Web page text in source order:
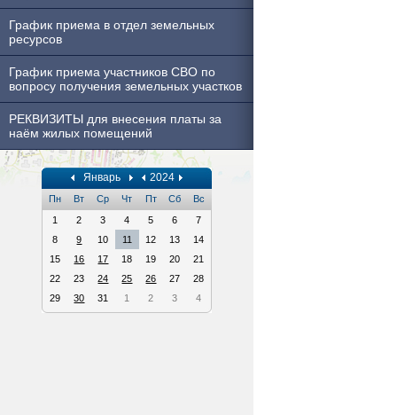
График приема в отдел земельных
ресурсов
График приема участников СВО по
вопросу получения земельных участков
РЕКВИЗИТЫ для внесения платы за
наём жилых помещений
Январь 2024
Пн Вт Ср Чт Пт Сб
Вс
1
2 3 4 5 6
7
8
9 10 11 12 13
14
15
16 17 18 19 20
21
22
23 24 25 26 27
28
29
30 31 1 2 3 4